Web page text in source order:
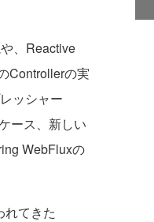
、Reactive
Controllerの実
ッシャー
ース、新しい
WebFluxの
てきた